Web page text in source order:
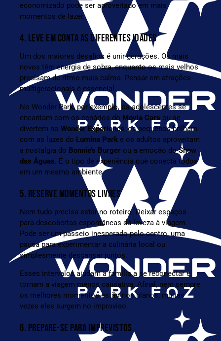
economizado pode ser aproveitado em mais
momentos de lazer.
4. LEVE EM CONTA AS DIFERENTES IDADES
Um dos maiores desafios é unir gerações. Os mais
novos têm energia de sobra, enquanto os mais velhos
precisam de ritmo mais calmo. Pensar em atrações
multigeracionais é essencial.
No Wonder Park, por exemplo, os adolescentes se
encantam com os cenários do Movie Carsou se
divertem no Wonder Experience, os pequenos brilham
com as luzes do Lumina Park e os adultos aproveitam
a nostalgia do Bonnie’s Burger ou a emoção doShow
das Águas. É o tipo de experiência que conecta todos
em um mesmo ambiente.
5. RESERVE MOMENTOS LIVRES
Nem tudo precisa estar no roteiro. Deixar espaços
para descobertas espontâneas dá leveza à viagem.
Pode ser um passeio inesperado pelo centro, uma
pausa para experimentar a culinária local ou
simplesmente descansar juntos.
Esses intervalos ajudam a família a se reconectar e
tornam a viagem menos cansativa. Afinal, nem sempre
os melhores momentos estão nos planos, muitas
vezes eles surgem no improviso.
6. PREPARE-SE PARA IMPREVISTOS